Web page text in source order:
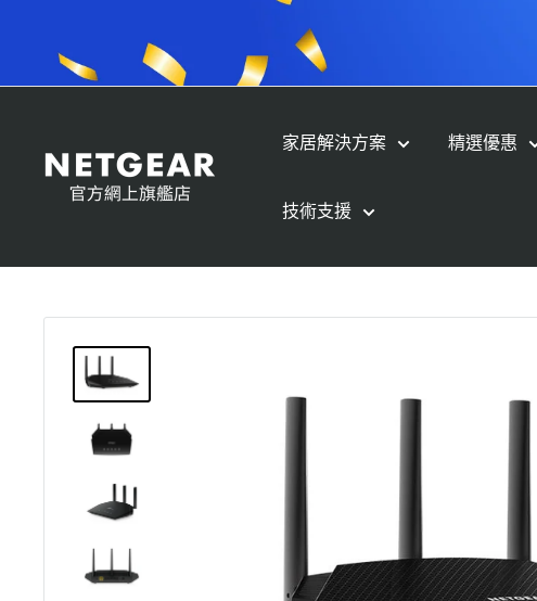
NETGEAR
Store
家居解決方案 精選優惠
技術支援